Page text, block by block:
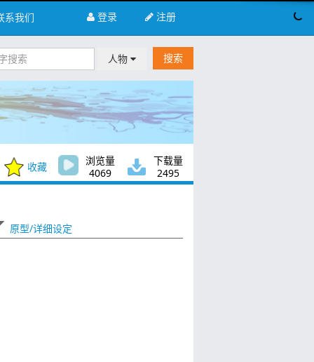
注册
登录
系我们
人物 搜索
收藏
浏览量
4069
下载量
2495
原型/详细设定